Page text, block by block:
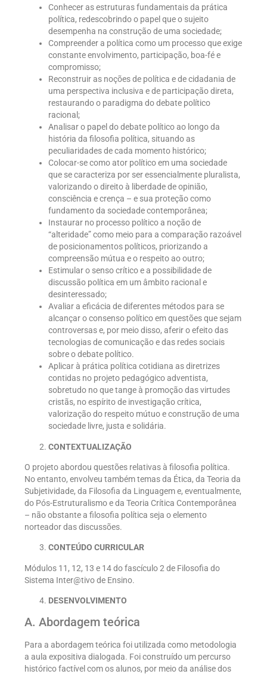
Conhecer as estruturas fundamentais da prática
política, redescobrindo o papel que o sujeito
desempenha na construção de uma sociedade;
Compreender a política como um processo que exige
constante envolvimento, participação, boa-fé e
compromisso;
Reconstruir as noções de política e de cidadania de
uma perspectiva inclusiva e de participação direta,
restaurando o paradigma do debate político
racional;
Analisar o papel do debate político ao longo da
história da filosofia política, situando as
peculiaridades de cada momento histórico;
Colocar-se como ator político em uma sociedade
que se caracteriza por ser essencialmente pluralista,
valorizando o direito à liberdade de opinião,
consciência e crença – e sua proteção como
fundamento da sociedade contemporânea;
Instaurar no processo político a noção de
“alteridade” como meio para a comparação razoável
de posicionamentos políticos, priorizando a
compreensão mútua e o respeito ao outro;
Estimular o senso crítico e a possibilidade de
discussão política em um âmbito racional e
desinteressado;
Avaliar a eficácia de diferentes métodos para se
alcançar o consenso político em questões que sejam
controversas e, por meio disso, aferir o efeito das
tecnologias de comunicação e das redes sociais
sobre o debate político.
Aplicar à prática política cotidiana as diretrizes
contidas no projeto pedagógico adventista,
sobretudo no que tange à promoção das virtudes
cristãs, no espírito de investigação crítica,
valorização do respeito mútuo e construção de uma
sociedade livre, justa e solidária.
CONTEXTUALIZAÇÃO
O projeto abordou questões relativas à filosofia política.
No entanto, envolveu também temas da Ética, da Teoria da
Subjetividade, da Filosofia da Linguagem e, eventualmente,
do Pós-Estruturalismo e da Teoria Crítica Contemporânea
– não obstante a filosofia política seja o elemento
norteador das discussões.
CONTEÚDO CURRICULAR
Módulos 11, 12, 13 e 14 do fascículo 2 de Filosofia do
Sistema Inter@tivo de Ensino.
DESENVOLVIMENTO
A. Abordagem teórica
Para a abordagem teórica foi utilizada como metodologia
a aula expositiva dialogada. Foi construído um percurso
histórico factível com os alunos, por meio da análise dos